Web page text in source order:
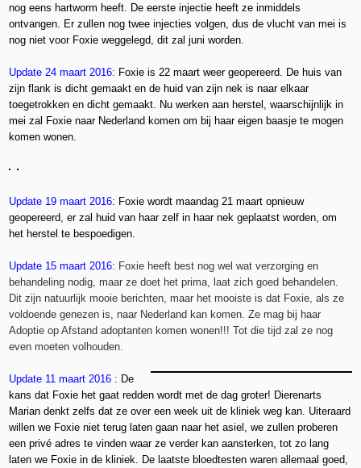
nog eens hartworm heeft. De eerste injectie heeft ze inmiddels
ontvangen. Er zullen nog twee injecties volgen, dus de vlucht van mei is
nog niet voor Foxie weggelegd, dit zal juni worden.
Update 24 maart 2016: Foxie is 22 maart weer geopereerd. De huis van
zijn flank is dicht gemaakt en de huid van zijn nek is naar elkaar
toegetrokken en dicht gemaakt. Nu werken aan herstel, waarschijnlijk in
mei zal Foxie naar Nederland komen om bij haar eigen baasje te mogen
komen wonen.
Update 19 maart 2016: Foxie wordt maandag 21 maart opnieuw
geopereerd, er zal huid van haar zelf in haar nek geplaatst worden, om
het herstel te bespoedigen.
Update 15 maart 2016: Foxie heeft best nog wel wat verzorging en
behandeling nodig, maar ze doet het prima, laat zich goed behandelen.
Dit zijn natuurlijk mooie berichten, maar het mooiste is dat Foxie, als ze
voldoende genezen is, naar Nederland kan komen. Ze mag bij haar
Adoptie op Afstand adoptanten komen wonen!!! Tot die tijd zal ze nog
even moeten volhouden.
Update 11 maart 2016 : De
kans dat Foxie het gaat redden wordt met de dag groter! Dierenarts
Marian denkt zelfs dat ze over een week uit de kliniek weg kan. Uiteraard
willen we Foxie niet terug laten gaan naar het asiel, we zullen proberen
een privé adres te vinden waar ze verder kan aansterken, tot zo lang
laten we Foxie in de kliniek. De laatste bloedtesten waren allemaal goed,